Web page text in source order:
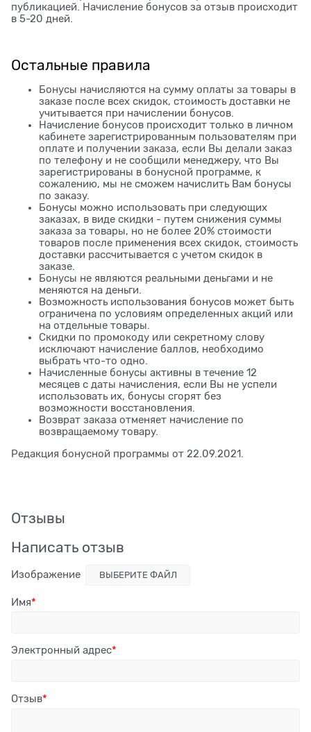
публикацией. Начисление бонусов за отзыв происходит
в 5-20 дней.
Остальные правила
Бонусы начисляются на сумму оплаты за товары в
заказе после всех скидок, стоимость доставки не
учитывается при начислении бонусов.
Начисление бонусов происходит только в личном
кабинете зарегистрированным пользователям при
оплате и получении заказа, если Вы делали заказ
по телефону и не сообщили менеджеру, что Вы
зарегистрированы в бонусной программе, к
сожалению, мы не сможем начислить Вам бонусы
по заказу.
Бонусы можно использовать при следующих
заказах, в виде скидки - путем снижения суммы
заказа за товары, но не более 20% стоимости
товаров после применения всех скидок, стоимость
доставки рассчитывается с учетом скидок в
заказе.
Бонусы не являются реальными деньгами и не
меняются на деньги.
Возможность использования бонусов может быть
ограничена по условиям определенных акций или
на отдельные товары.
Скидки по промокоду или секретному слову
исключают начисление баллов, необходимо
выбрать что-то одно.
Начисленные бонусы активны в течение 12
месяцев с даты начисления, если Вы не успели
использовать их, бонусы сгорят без
возможности восстановления.
Возврат заказа отменяет начисление по
возвращаемому товару.
Редакция бонусной программы от 22.09.2021.
Отзывы
Написать отзыв
Изображение ВЫБЕРИТЕ ФАЙЛ
Имя
Электронный адрес
Отзыв